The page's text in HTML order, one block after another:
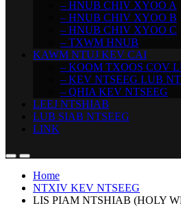
– HNUB CHIV XYOO A
– HNUB CHIV XYOO B
– HNUB CHIV XYOO C
– TXWM HNUB
KAWM NTUJ KEV CAI
– KOOM TXOOS COV
– KEV NTSEEG LUB
– QHIA KEV NTSEEG
LEEJ NTSHIAB
LUB SIAB NTSEEG
LINK
Home
NTXIV KEV NTSEEG
LIS PIAM NTSHIAB (HOLY